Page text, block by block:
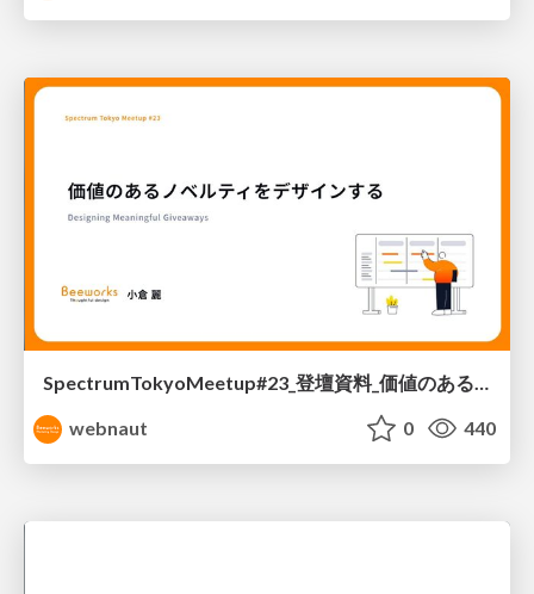
SpectrumTokyoMeetup#23_登壇資料_価値のあるノベルティをデザインする
webnaut
0 440